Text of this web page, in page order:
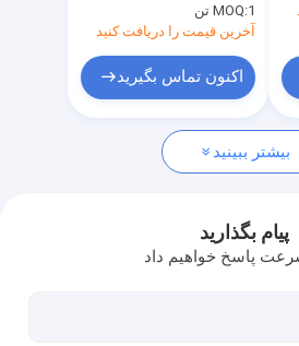
گرم نورد سرد
MOQ:1 تن
آخرین قیمت را دریافت کنید
اکنون تماس بگیرید
بیشتر ببینید
پیام بگذارید
پاسخ خواهیم داد